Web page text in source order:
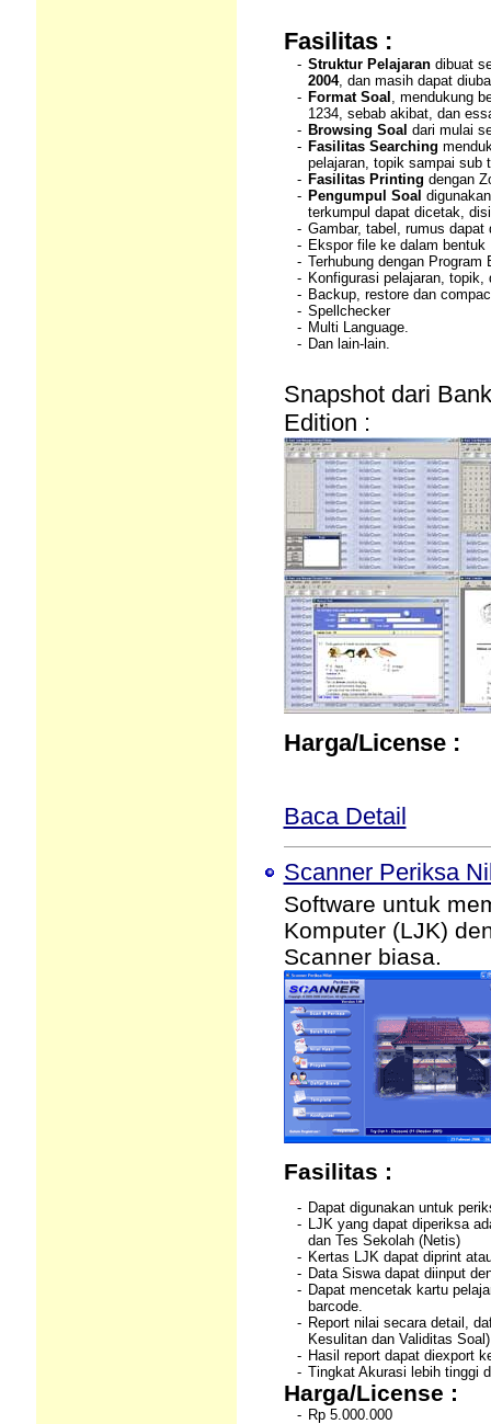
Fasilitas :
- Struktur Pelajaran dibuat
2004, dan masih dapat
- Format Soal , mendukung
1234, sebab akibat, dan
- Browsing Soal dari mulai
- Fasilitas Searching
pelajaran, topik sampai sub
- Fasilitas Printing dengan
- Pengumpul Soal
terkumpul dapat dicetak,
- Gambar, tabel, rumus
- Ekspor file ke dalam
- Terhubung dengan
- Konfigurasi pelajaran, topik,
- Backup, restore dan
- Spellchecker
- Multi Language.
- Dan lain-lain.
Snapshot dari
Edition :
Harga/License :
Baca Detail
Scanner Periksa
Software untuk
Komputer (LJK)
Scanner biasa.
Fasilitas :
- Dapat digunakan untuk
-
LJK yang dapat diperiksa
dan Tes Sekolah (Netis)
- Kertas LJK dapat diprint
- Data Siswa dapat diinput
- Dapat mencetak kartu
barcode.
- Report nilai secara detail,
Kesulitan dan Validitas
- Hasil report dapat diexport
- Tingkat Akurasi lebih tinggi
Harga/License :
- Rp 5.000.000